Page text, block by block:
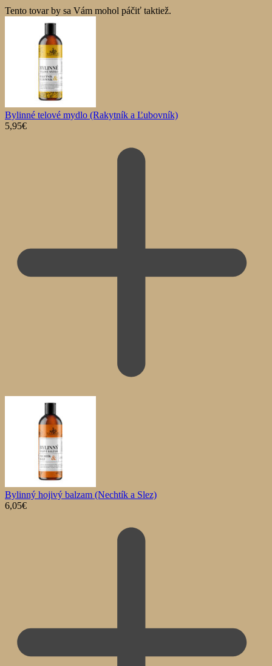
Tento tovar by sa Vám mohol páčiť taktiež.
Bylinné telové mydlo (Rakytník a Ľubovník)
5,95€
Bylinný hojivý balzam (Nechtík a Slez)
6,05€